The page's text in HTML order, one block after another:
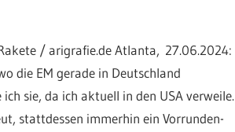
/ arigrafie.de Atlanta, 27.06.2024:
die EM gerade in Deutschland
sie, da ich aktuell in den USA verweile.
stattdessen immerhin ein Vorrunden-